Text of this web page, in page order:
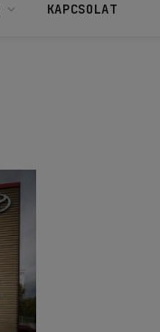
KAPCSOLAT